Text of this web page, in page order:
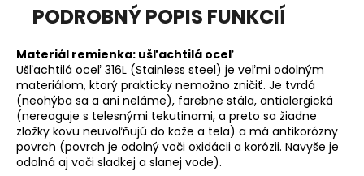
PODROBNÝ POPIS FUNKCIÍ
Materiál remienka: ušľachtilá oceľ
Ušľachtilá oceľ 316L (Stainless steel) je veľmi odolným
materiálom, ktorý prakticky nemožno zničiť. Je tvrdá
(neohýba sa a ani neláme), farebne stála, antialergická
(nereaguje s telesnými tekutinami, a preto sa žiadne
zložky kovu neuvoľňujú do kože a tela) a má antikorózny
povrch (povrch je odolný voči oxidácii a korózii. Navyše je
odolná aj voči sladkej a slanej vode).